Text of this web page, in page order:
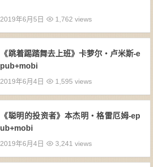
2019年6月5日 1,762 views
《跳着踢踏舞去上班》卡萝尔・卢米斯-e
pub+mobi
2019年6月4日 1,595 views
《聪明的投资者》本杰明・格雷厄姆-ep
ub+mobi
2019年6月4日 3,241 views